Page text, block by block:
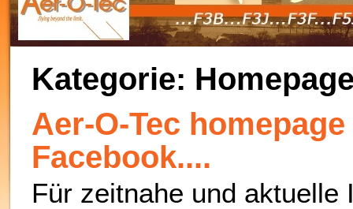
Kategorie:
Aer-O-Tec
Facebook....
Für zeitnahe und aktuelle